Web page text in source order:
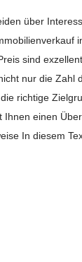
über
sind
nur die Zahl
richtige
Ihnen einen
In diesem